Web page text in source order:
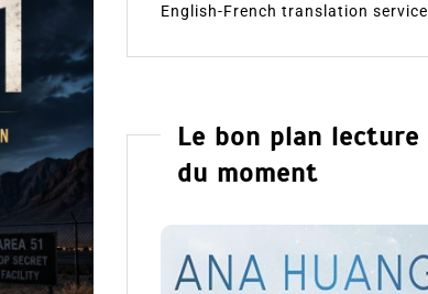
English-French translation service
Le bon plan lecture
du moment